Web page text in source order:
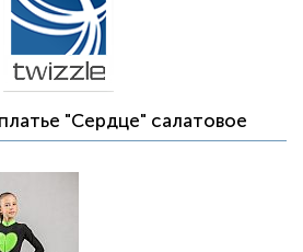
"Сердце" салатовое